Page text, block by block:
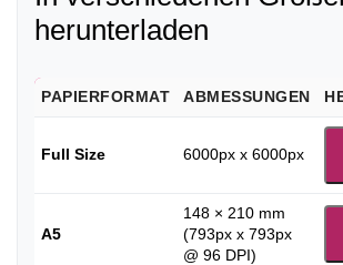
herunterladen
PAPIERFORMAT ABMESSUNGEN
Full Size 6000px x 6000px
A5
148 × 210 mm
(793px x 793px
@ 96 DPI)